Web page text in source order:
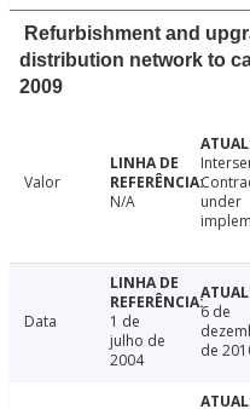
Refurbishment and
distribution network to
2009
Valor
N/A
under
Data
1 de
julho de
2004
6 de
de